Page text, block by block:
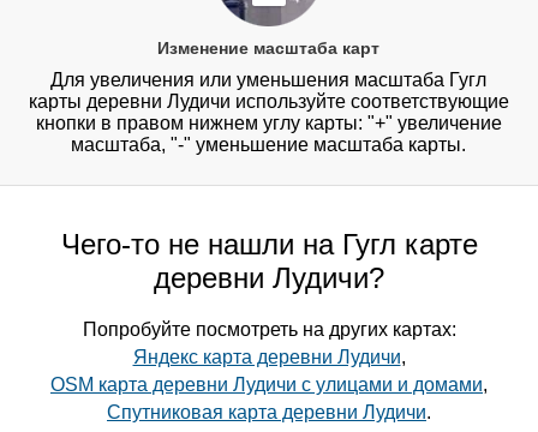
Изменение масштаба карт
Для увеличения или уменьшения масштаба Гугл
карты деревни Лудичи используйте соответствующие
кнопки в правом нижнем углу карты: "+" увеличение
масштаба, "-" уменьшение масштаба карты.
Чего-то не нашли на Гугл карте
деревни Лудичи?
Попробуйте посмотреть на других картах:
Яндекс карта деревни Лудичи,
OSM карта деревни Лудичи с улицами и домами,
Спутниковая карта деревни Лудичи.